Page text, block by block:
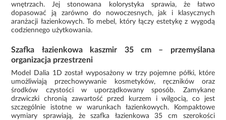
wnętrzach. Jej stonowana kolorystyka sprawia, że łatwo
dopasować ją zarówno do nowoczesnych, jak i klasycznych
aranżacji łazienkowych. To mebel, który łączy estetykę z wygodą
codziennego użytkowania.
Szafka łazienkowa kaszmir 35 cm – przemyślana
organizacja przestrzeni
Model Dalia 1D został wyposażony w trzy pojemne półki, które
umożliwiają przechowywanie kosmetyków, ręczników oraz
środków czystości w uporządkowany sposób. Zamykane
drzwiczki chronią zawartość przed kurzem i wilgocią, co jest
szczególnie istotne w warunkach łazienkowych. Kompaktowe
wymiary sprawiają, że szafka łazienkowa 35 cm szerokości